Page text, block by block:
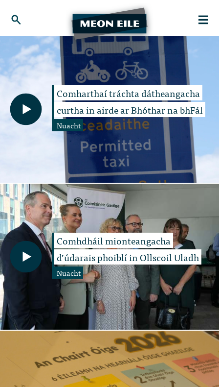
Comharthaí tráchta dátheangacha
curtha in airde ar Bhóthar na bhFál
Nuacht
Comhdháil mionteangacha
d’údarais phoiblí in Ollscoil Uladh
Nuacht